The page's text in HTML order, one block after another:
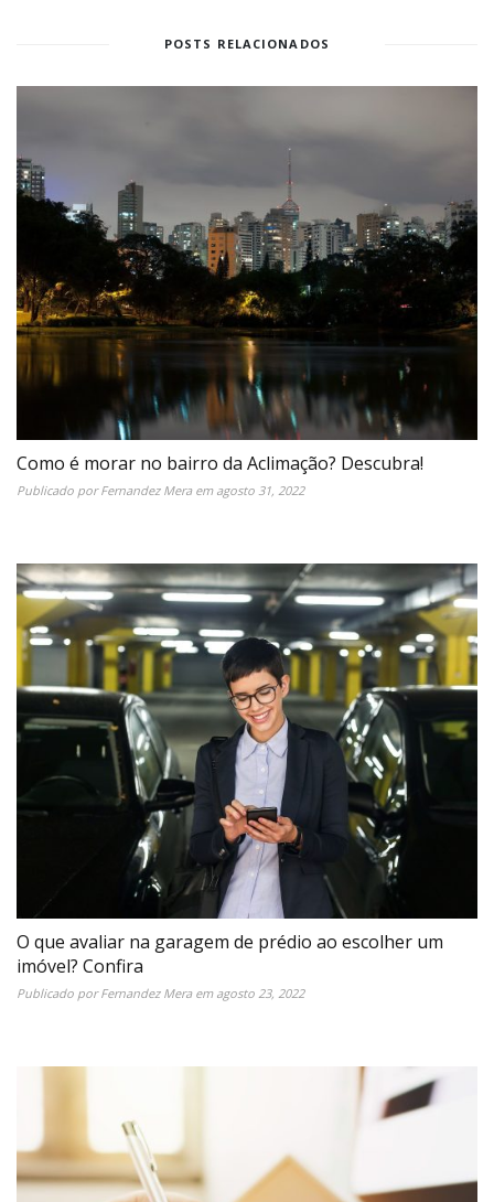
POSTS RELACIONADOS
Como é morar no bairro da Aclimação? Descubra!
Publicado porFernandez Meraem agosto 31, 2022
O que avaliar na garagem de prédio ao escolher um
imóvel? Confira
Publicado porFernandez Meraem agosto 23, 2022